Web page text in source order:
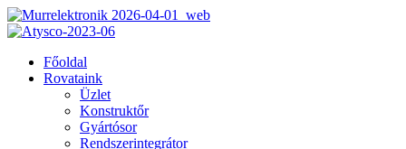
Főoldal
Rovataink
Üzlet
Konstruktőr
Gyártósor
Rendszerintegrátor